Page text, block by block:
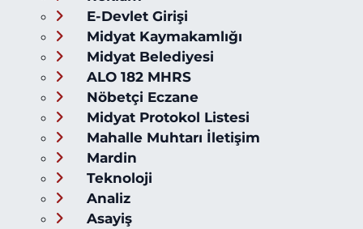
E-Devlet Girişi
Midyat Kaymakamlığı
Midyat Belediyesi
ALO 182 MHRS
Nöbetçi Eczane
Midyat Protokol Listesi
Mahalle Muhtarı İletişim
Mardin
Teknoloji
Analiz
Asayiş